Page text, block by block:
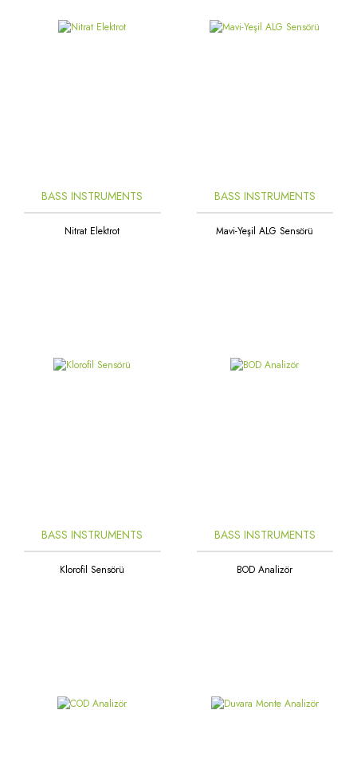
BASS INSTRUMENTS
Nitrat Elektrot
BASS INSTRUMENTS
Mavi-Yeşil ALG Sensörü
BASS INSTRUMENTS
Klorofil Sensörü
BASS INSTRUMENTS
BOD Analizör